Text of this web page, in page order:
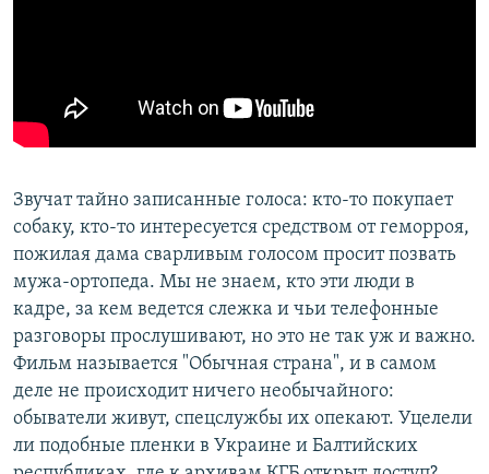
Звучат тайно записанные голоса: кто-то покупает
собаку, кто-то интересуется средством от геморроя,
пожилая дама сварливым голосом просит позвать
мужа-ортопеда. Мы не знаем, кто эти люди в
кадре, за кем ведется слежка и чьи телефонные
разговоры прослушивают, но это не так уж и важно.
Фильм называется "Обычная страна", и в самом
деле не происходит ничего необычайного:
обыватели живут, спецслужбы их опекают. Уцелели
ли подобные пленки в Украине и Балтийских